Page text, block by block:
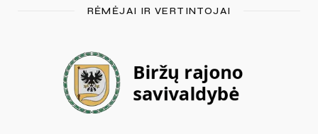
RĖMĖJAI IR VERTINTOJAI